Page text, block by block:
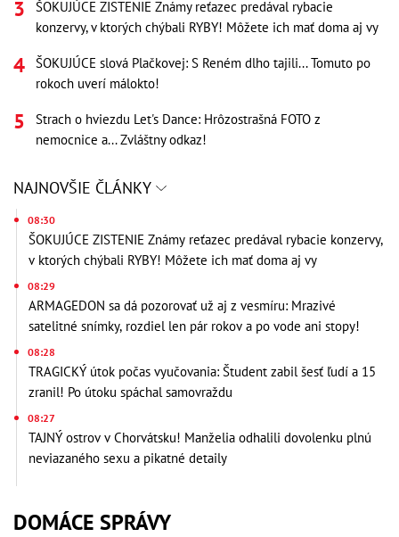
ŠOKUJÚCE ZISTENIE Známy reťazec predával rybacie
konzervy, v ktorých chýbali RYBY! Môžete ich mať doma aj vy
ŠOKUJÚCE slová Plačkovej: S Reném dlho tajili... Tomuto po
rokoch uverí málokto!
Strach o hviezdu Let's Dance: Hrôzostrašná FOTO z
nemocnice a... Zvláštny odkaz!
NAJNOVŠIE ČLÁNKY
08:30
ŠOKUJÚCE ZISTENIE Známy reťazec predával rybacie konzervy,
v ktorých chýbali RYBY! Môžete ich mať doma aj vy
08:29
ARMAGEDON sa dá pozorovať už aj z vesmíru: Mrazivé
satelitné snímky, rozdiel len pár rokov a po vode ani stopy!
08:28
TRAGICKÝ útok počas vyučovania: Študent zabil šesť ľudí a 15
zranil! Po útoku spáchal samovraždu
08:27
TAJNÝ ostrov v Chorvátsku! Manželia odhalili dovolenku plnú
neviazaného sexu a pikatné detaily
DOMÁCE SPRÁVY